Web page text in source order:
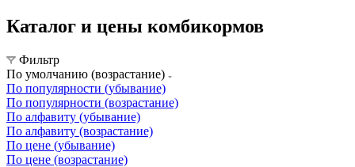
Каталог и цены комбикормов
Фильтр
По умолчанию (возрастание)
По популярности (убывание)
По популярности (возрастание)
По алфавиту (убывание)
По алфавиту (возрастание)
По цене (убывание)
По цене (возрастание)